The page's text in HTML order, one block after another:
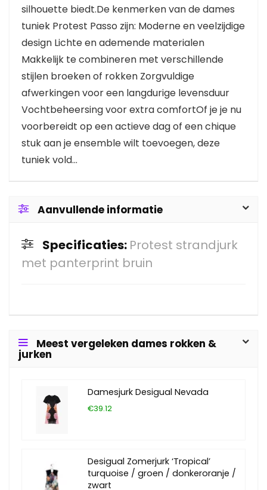
silhouette biedt.De kenmerken van de dames
tuniek Protest Passo zijn: Moderne en veelzijdige
design Lichte en ademende materialen
Makkelijk te combineren met verschillende
stijlen broeken of rokken Zorgvuldige
afwerkingen voor een langdurige levensduur
Vochtbeheersing voor extra comfortOf je je nu
voorbereidt op een actieve dag of een chique
stuk aan je ensemble wilt toevoegen, deze
tuniek vold...
Aanvullende informatie
Specificaties: Protest strandjurk
met panterprint bruin
Meest vergeleken dames rokken &
jurken
Damesjurk Desigual Nevada
€39.12
Desigual Zomerjurk ‘Tropical’
turquoise / groen / donkeroranje /
zwart